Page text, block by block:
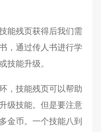
能残页获得后我们需
，通过传人书进行学
技能升级。
，技能残页可以帮助
级技能。但是要注意
金币。一个技能八到